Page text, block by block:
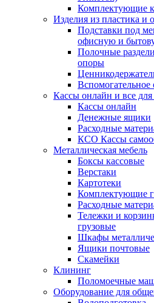
Комплектующие
Изделия из пластика и
Подставки под
офисную и
Полочные
опоры
Вспомогательное
Кассы онлайн и все для
Кассы онлайн
Денежные ящики
Расходные
КСО Кассы
Металлическая мебель
Боксы кассовые
Верстаки
Картотеки
Комплектующие
Расходные
Тележки и
грузовые
Шкафы
Ящики почтовые
Скамейки
Клининг
Поломоечные
Оборудование для